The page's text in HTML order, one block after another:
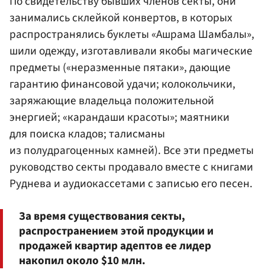
занимались склейкой конвертов, в которых
распространялись буклеты «Ашрама Шамбалы»,
шили одежду, изготавливали якобы магические
предметы («неразменные пятаки», дающие
гарантию финансовой удачи; колокольчики,
заряжающие владельца положительной
энергией; «карандаши красоты»; маятники
для поиска кладов; талисманы
из полудрагоценных камней). Все эти предметы
руководство секты продавало вместе с книгами
Руднева и аудиокассетами с записью его песен.
За время существования секты,
распространением этой продукции и
продажей квартир адептов ее лидер
накопил около $10 млн.